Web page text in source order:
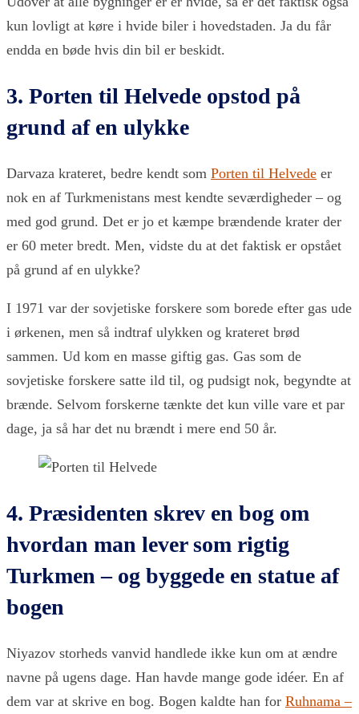
kun lovligt at køre i hvide biler i hovedstaden. Ja du får
endda en bøde hvis din bil er beskidt.
3. Porten til Helvede opstod på
grund af en ulykke
Darvaza krateret, bedre kendt som Porten til Helvede er
nok en af Turkmenistans mest kendte seværdigheder – og
med god grund. Det er jo et kæmpe brændende krater der
er 60 meter bredt. Men, vidste du at det faktisk er opstået
på grund af en ulykke?
I 1971 var der sovjetiske forskere som borede efter gas ude
i ørkenen, men så indtraf ulykken og krateret brød
sammen. Ud kom en masse giftig gas. Gas som de
sovjetiske forskere satte ild til, og pudsigt nok, begyndte at
brænde. Selvom forskerne tænkte det kun ville vare et par
dage, ja så har det nu brændt i mere end 50 år.
4. Præsidenten skrev en bog om
hvordan man lever som rigtig
Turkmen – og byggede en statue af
bogen
Niyazov storheds vanvid handlede ikke kun om at ændre
navne på ugens dage. Han havde mange gode idéer. En af
dem var at skrive en bog. Bogen kaldte han for Ruhnama –